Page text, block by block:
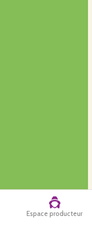
Espace producteur